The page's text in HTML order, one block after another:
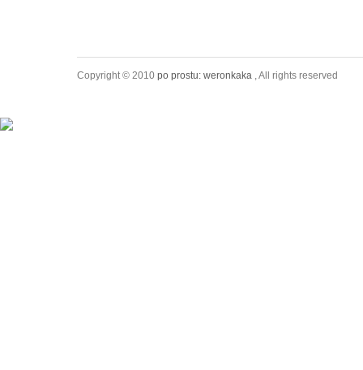
Copyright © 2010 po prostu: weronkaka , All rights reserved